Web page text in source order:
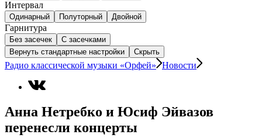
Интервал
Одинарный Полуторный Двойной
Гарнитура
Без засечек
С засечками
Вернуть стандартные настройки
Скрыть
Радио классической музыки «Орфей» Новости
Анна Нетребко и Юсиф Эйвазов
перенесли концерты